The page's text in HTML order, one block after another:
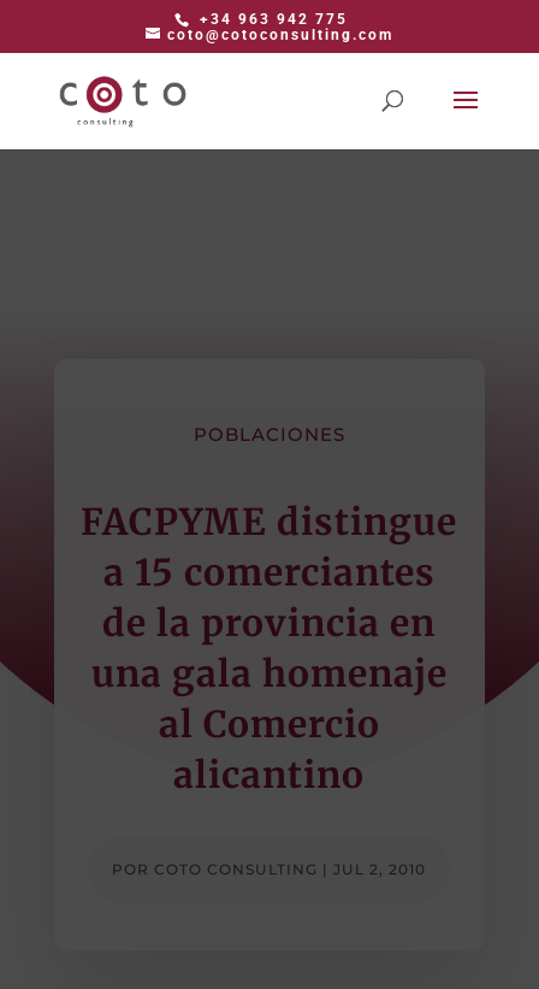
+34 963 942 775
coto@cotoconsulting.com
POBLACIONES
FACPYME distingue
a 15 comerciantes
de la provincia en
una gala homenaje
al Comercio
alicantino
POR COTO CONSULTING |JUL 2, 2010